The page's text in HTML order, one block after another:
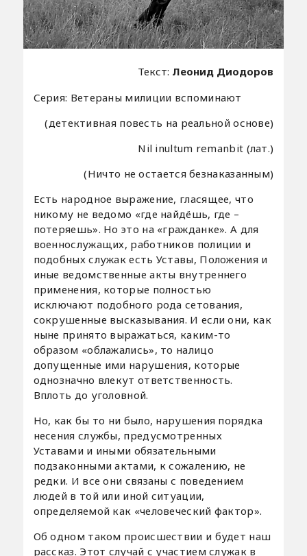
Текст: Леонид Диодоров
Серия: Ветераны милиции вспоминают
(детективная повесть на реальной основе)
Nil inultum remanbit (лат.)
(Ничто не остается безнаказанным)
Есть народное выражение, гласящее, что
никому не ведомо «где найдёшь, где –
потеряешь». Но это на «гражданке». А для
военнослужащих, работников полиции и
подобных служак есть Уставы, Положения и
иные ведомственные акты внутреннего
применения, которые полностью
исключают подобного рода сетования,
сокрушенные высказывания. И если они, как
ныне принято выражаться, каким-то
образом «облажались», то налицо
допущенные ими нарушения, которые
однозначно влекут ответственность.
Вплоть до уголовной.
Но, как бы то ни было, нарушения порядка
несения службы, предусмотренных
Уставами и иными обязательными
подзаконными актами, к сожалению, не
редки. И все они связаны с поведением
людей в той или иной ситуации,
определяемой как «человеческий фактор».
Об одном таком происшествии и будет наш
рассказ. Этот случай с участием служак в